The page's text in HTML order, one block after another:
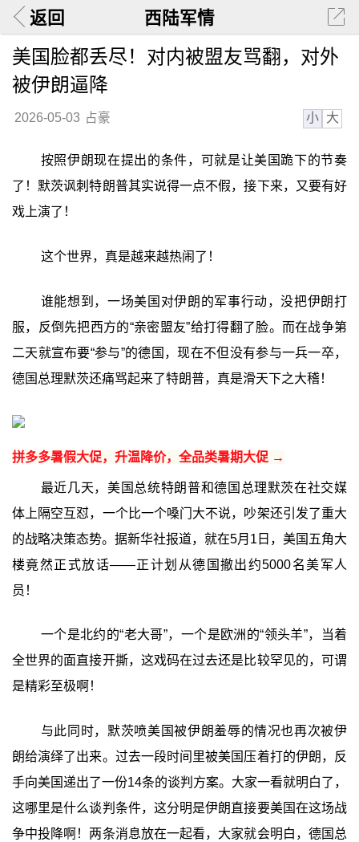
返回 西陆军情
美国脸都丢尽！对内被盟友骂翻，对外
被伊朗逼降
2026-05-03 占豪 小 大
按照伊朗现在提出的条件，可就是让美国跪下的节奏
了！默茨讽刺特朗普其实说得一点不假，接下来，又要有好
戏上演了！
这个世界，真是越来越热闹了！
谁能想到，一场美国对伊朗的军事行动，没把伊朗打
服，反倒先把西方的“亲密盟友”给打得翻了脸。而在战争第
二天就宣布要“参与”的德国，现在不但没有参与一兵一卒，
德国总理默茨还痛骂起来了特朗普，真是滑天下之大稽！
拼多多暑假大促，升温降价，全品类暑期大促 →
最近几天，美国总统特朗普和德国总理默茨在社交媒
体上隔空互怼，一个比一个嗓门大不说，吵架还引发了重大
的战略决策态势。据新华社报道，就在5月1日，美国五角大
楼竟然正式放话——正计划从德国撤出约5000名美军人
员！
一个是北约的“老大哥”，一个是欧洲的“领头羊”，当着
全世界的面直接开撕，这戏码在过去还是比较罕见的，可谓
是精彩至极啊！
与此同时，默茨喷美国被伊朗羞辱的情况也再次被伊
朗给演绎了出来。过去一段时间里被美国压着打的伊朗，反
手向美国递出了一份14条的谈判方案。大家一看就明白了，
这哪里是什么谈判条件，这分明是伊朗直接要美国在这场战
争中投降啊！两条消息放在一起看，大家就会明白，德国总